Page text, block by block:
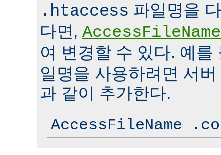
.htaccess 파일명을
다면, AccessFileName
여 변경할 수 있다. 예
일명을 사용하려면 서
과 같이 추가한다.
AccessFileName